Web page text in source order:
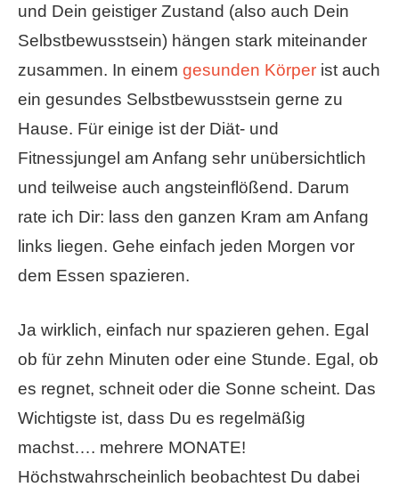
und Dein geistiger Zustand (also auch Dein
Selbstbewusstsein) hängen stark miteinander
zusammen. In einem gesunden Körper ist auch
ein gesundes Selbstbewusstsein gerne zu
Hause. Für einige ist der Diät- und
Fitnessjungel am Anfang sehr unübersichtlich
und teilweise auch angsteinflößend. Darum
rate ich Dir: lass den ganzen Kram am Anfang
links liegen. Gehe einfach jeden Morgen vor
dem Essen spazieren.
Ja wirklich, einfach nur spazieren gehen. Egal
ob für zehn Minuten oder eine Stunde. Egal, ob
es regnet, schneit oder die Sonne scheint. Das
Wichtigste ist, dass Du es regelmäßig
machst…. mehrere MONATE!
Höchstwahrscheinlich beobachtest Du dabei